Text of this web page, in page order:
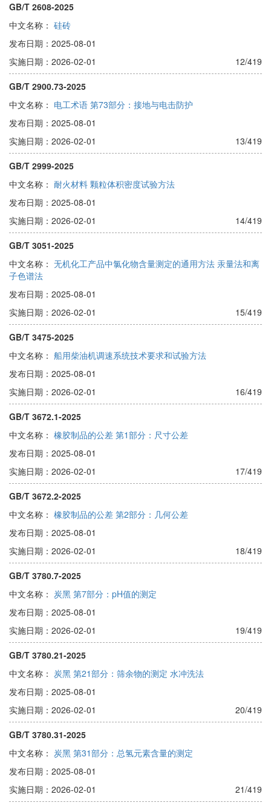
GB/T 2608-2025
中文名称： 硅砖
发布日期：2025-08-01
实施日期：2026-02-01
12/419
GB/T 2900.73-2025
中文名称： 电工术语 第73部分：接地与电击防护
发布日期：2025-08-01
实施日期：2026-02-01
13/419
GB/T 2999-2025
中文名称： 耐火材料 颗粒体积密度试验方法
发布日期：2025-08-01
实施日期：2026-02-01
14/419
GB/T 3051-2025
中文名称： 无机化工产品中氯化物含量测定的通用方法 汞量法和离
子色谱法
发布日期：2025-08-01
实施日期：2026-02-01
15/419
GB/T 3475-2025
中文名称： 船用柴油机调速系统技术要求和试验方法
发布日期：2025-08-01
实施日期：2026-02-01
16/419
GB/T 3672.1-2025
中文名称： 橡胶制品的公差 第1部分：尺寸公差
发布日期：2025-08-01
实施日期：2026-02-01
17/419
GB/T 3672.2-2025
中文名称： 橡胶制品的公差 第2部分：几何公差
发布日期：2025-08-01
实施日期：2026-02-01
18/419
GB/T 3780.7-2025
中文名称： 炭黑 第7部分：pH值的测定
发布日期：2025-08-01
实施日期：2026-02-01
19/419
GB/T 3780.21-2025
中文名称： 炭黑 第21部分：筛余物的测定 水冲洗法
发布日期：2025-08-01
实施日期：2026-02-01
20/419
GB/T 3780.31-2025
中文名称： 炭黑 第31部分：总氢元素含量的测定
发布日期：2025-08-01
实施日期：2026-02-01
21/419